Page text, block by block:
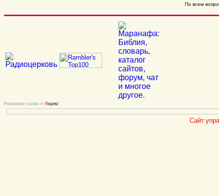
По всем
Рекламные ссылки от Яндекс
Сайт